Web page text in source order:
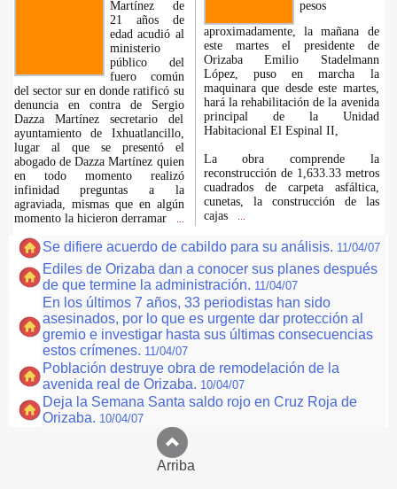
Martínez de
21 años de
edad acudió al
ministerio
público del
fuero común
del sector sur en donde ratificó su
denuncia en contra de Sergio
Dazza Martínez secretario del
ayuntamiento de Ixhuatlancillo,
lugar al que se presentó el
abogado de Dazza Martínez quien
en todo momento realizó
infinidad preguntas a la
agraviada, mismas que en algún
momento la hicieron derramar
pesos
aproximadamente, la mañana de
este martes el presidente de
Orizaba Emilio Stadelmann
López, puso en marcha la
maquinara que desde este martes,
hará la rehabilitación de la avenida
principal de la Unidad
Habitacional El Espinal II,
La obra comprende la
reconstrucción de 1,633.33 metros
cuadrados de carpeta asfáltica,
cunetas, la construcción de las
cajas
Se difiere acuerdo de cabildo para su análisis. 11/04/07
Ediles de Orizaba dan a conocer sus planes después
de que termine la administración. 11/04/07
En los últimos 7 años, 33 periodistas han sido
asesinados, por lo que es urgente dar protección al
gremio e investigar hasta sus últimas consecuencias
estos crímenes. 11/04/07
Población destruye obra de remodelación de la
avenida real de Orizaba. 10/04/07
Deja la Semana Santa saldo rojo en Cruz Roja de
Orizaba. 10/04/07
Arriba